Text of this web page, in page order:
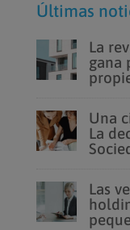
Últimas
La
gana
Una
La
Las